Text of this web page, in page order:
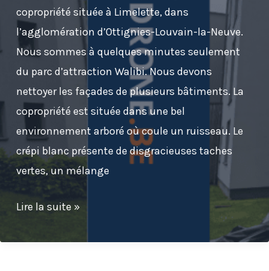
copropriété située à Limelette, dans
l’agglomération d’Ottignies-Louvain-la-Neuve.
Nous sommes à quelques minutes seulement
du parc d’attraction Walibi. Nous devons
nettoyer les façades de plusieurs bâtiments. La
copropriété est située dans une bel
environnement arboré où coule un ruisseau. Le
crépi blanc présente de disgracieuses taches
vertes, un mélange
Nettoyage
la
Lire la suite »